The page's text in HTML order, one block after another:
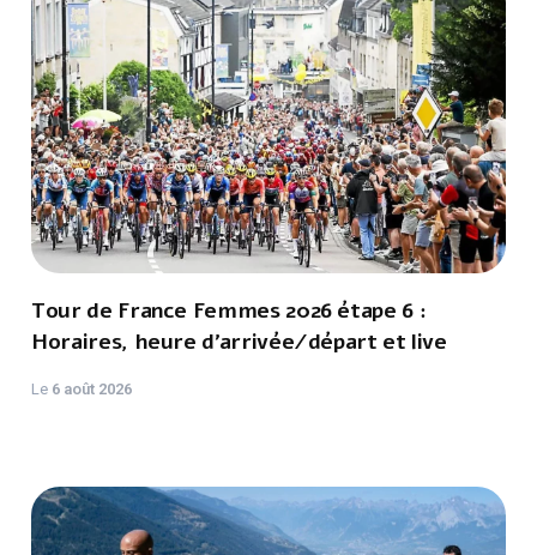
Tour de France Femmes 2026 étape 6 :
Horaires, heure d'arrivée/départ et live
Le 6 août 2026